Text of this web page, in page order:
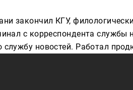
закончил КГУ,
с корреспондента службы
службу новостей. Работал